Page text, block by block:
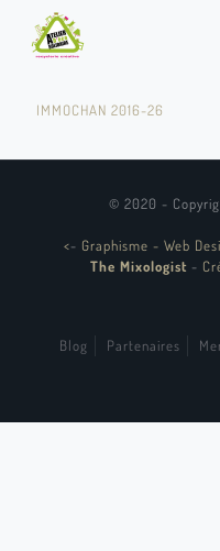
IMMOCHAN 2016-26
© 2020 -
<- Graphisme - Web
The Mixologist -
Blog Partenaires